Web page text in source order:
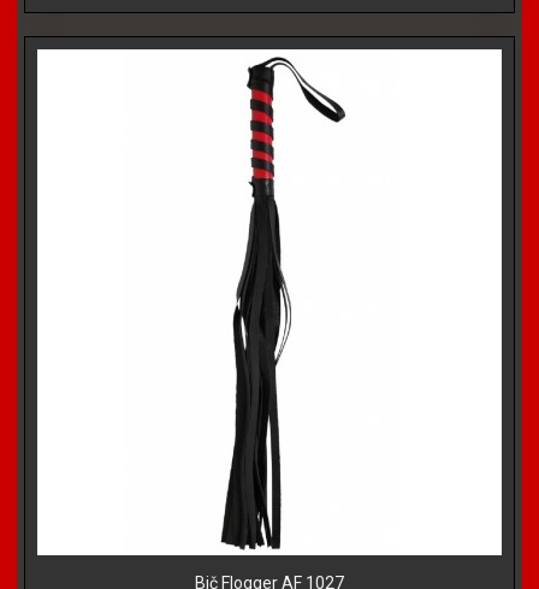
Bič Flogger AF 1027